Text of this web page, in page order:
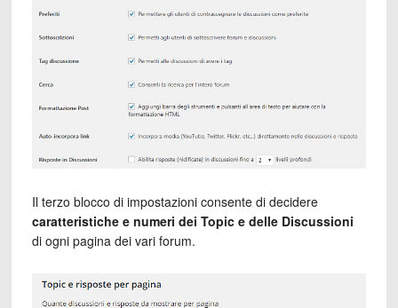
Il terzo blocco di impostazioni consente di decidere
caratteristiche e numeri dei Topic e delle Discussioni
di ogni pagina dei vari forum.